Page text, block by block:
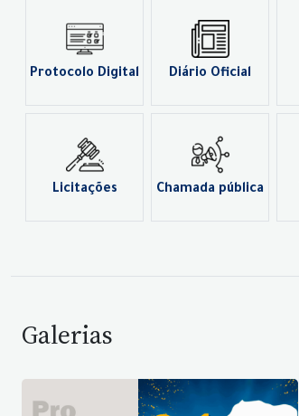
Protocolo Digital Diário Oficial
Licitações Chamada pública
Galerias